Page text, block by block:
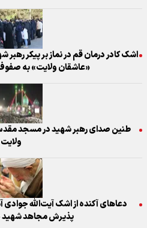
اشک کادر درمان قم در نماز بر پیکر رهبر
«عاشقان ولایت» به صفوف
طنین صدای رهبر شهید در مسجد
ولایت
دعاهای آکنده از اشک آیت‌الله
پذیرش مجاهد شهید